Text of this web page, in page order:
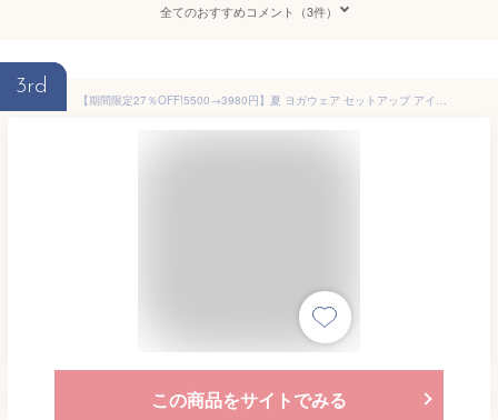
全てのおすすめコメント（3件）
3rd
【期間限定27％OFF!5500→3980円】夏 ヨガウェア セットアップ アイリー ヨガウェア上下セット レディース トレーニング ウェア 筋トレ フィットネス ジム スポーツウェア セットアップ 人気 吸汗速乾 レギンス ジム ピラティス 夏 夏 秋 冬 おしゃれ シンプル ヨガ 半袖
この商品をサイトでみる